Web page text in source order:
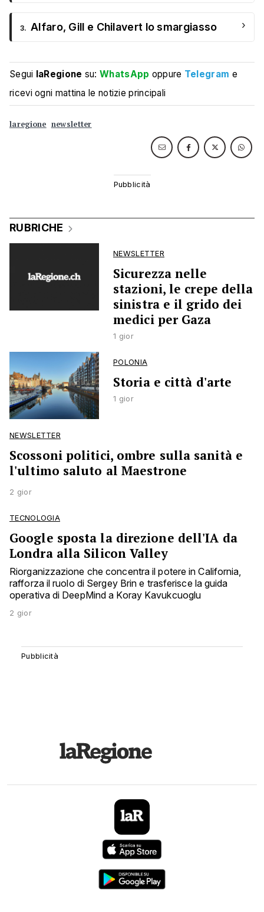
3. Alfaro, Gill e Chilavert lo smargiasso ›
Segui laRegione su:WhatsApp oppure Telegram e
ricevi ogni mattina le notizie principali
laregione newsletter
RUBRICHE
NEWSLETTER
Sicurezza nelle
stazioni, le crepe della
sinistra e il grido dei
medici per Gaza
1 gior
POLONIA
Storia e città d'arte
1 gior
NEWSLETTER
Scossoni politici, ombre sulla sanità e
l'ultimo saluto al Maestrone
2 gior
TECNOLOGIA
Google sposta la direzione dell'IA da
Londra alla Silicon Valley
Riorganizzazione che concentra il potere in California,
rafforza il ruolo di Sergey Brin e trasferisce la guida
operativa di DeepMind a Koray Kavukcuoglu
2 gior